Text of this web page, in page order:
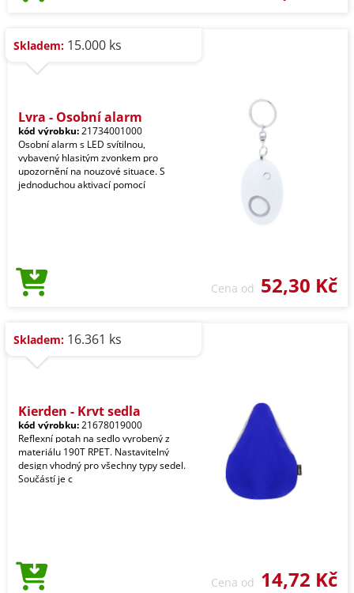
Skladem: 15.000 ks
Lyra - Osobní alarm
kód výrobku:21734001000
Osobní alarm s LED svítilnou,
vybavený hlasitým zvonkem pro
upozornění na nouzové situace. S
jednoduchou aktivací pomocí
Cena od 52,30 Kč
Skladem: 16.361 ks
Kierden - Kryt sedla
kód výrobku:21678019000
Reflexní potah na sedlo vyrobený z
materiálu 190T RPET. Nastavitelný
design vhodný pro všechny typy sedel.
Součástí je c
Cena od 14,72 Kč